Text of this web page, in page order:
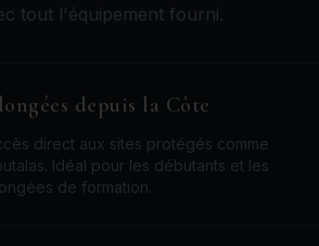
tout l'équipement fourni.
depuis la Côte
direct aux sites protégés comme
Idéal pour les débutants et les
de formation.